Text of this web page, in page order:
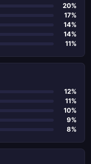
20%
17%
14%
14%
11%
12%
11%
10%
9%
8%